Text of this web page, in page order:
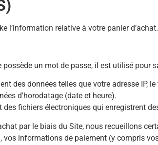
l’information relative à votre panier d’achat.
un mot de passe, il est utilisé pour
des données telles que votre adresse IP,
d’horodatage (date et heure).
fichiers électroniques qui enregistrent
par le biais du Site, nous recueillons
vos informations de paiement (y compris